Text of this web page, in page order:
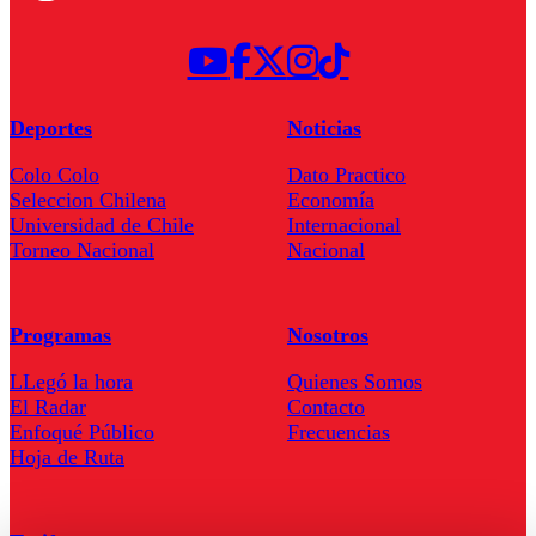
Deportes
Colo Colo
Seleccion Chilena
Universidad de Chile
Torneo Nacional
Noticias
Dato Practico
Economía
Internacional
Nacional
Programas
LLegó la hora
El Radar
Enfoqué Público
Hoja de Ruta
Nosotros
Quienes Somos
Contacto
Frecuencias